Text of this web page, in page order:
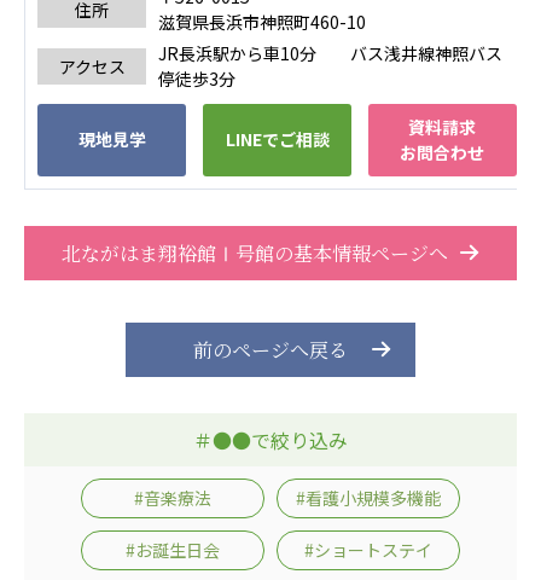
株式会社エネクト 株式会社 G.com R＆M
海外
美迪克（上海）商务咨询有限公司
共生（大連）商務諮詢有限公司
Angkor-Japan Friendship International
Hospital
カンボジア日本友好技術教育センター
NGO共生の家
瀋陽長者会
上海介護施設
広州谷豊園
住所
滋賀県長浜市神照町460-10
アクセス
JR長浜駅から車10分 バス浅井線神照バス
停徒歩3分
現地見学 LINEでご相談
資料請求
お問合わせ
北ながはま翔裕館Ⅰ号館の基本情報ページへ
前のページへ戻る
＃●●で絞り込み
#音楽療法 #看護小規模多機能
#お誕生日会 #ショートステイ